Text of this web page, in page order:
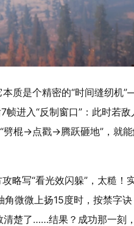
质是个精密的“时间缝纫机”
帧进入“反制窗口”：此时若
劈棍→点戳→腾跃砸地”，就能
略写“看光效闪躲”，太糙
微微上扬15度时，按禁字
楚了……结果？成功那一刻